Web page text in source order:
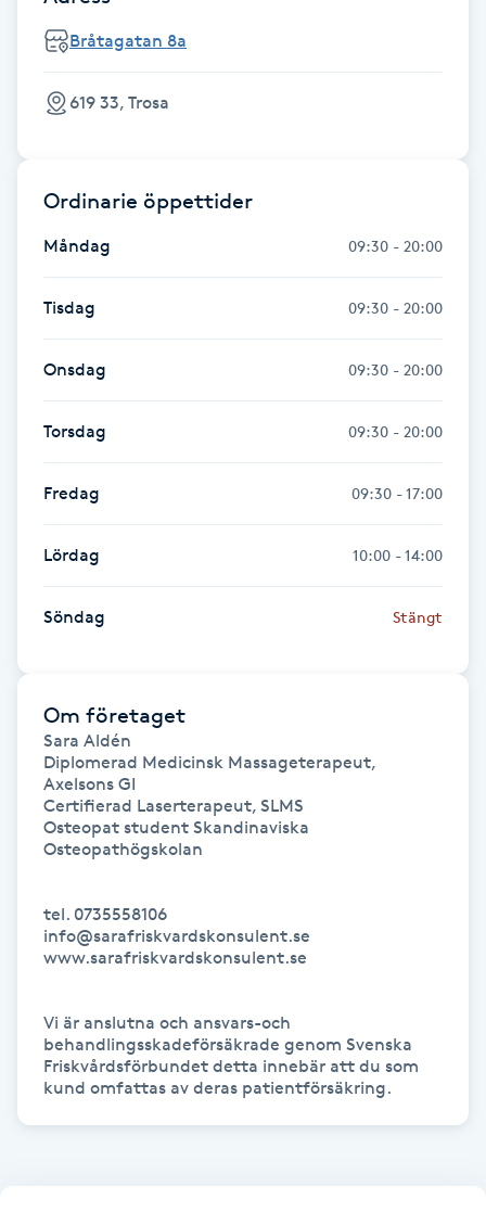
Fransförlängning Megavolym
Fransförlängning Volym
Fransk manikyr
Fransrengöring
Frekvensterapi
Friskvård
Friskvårdsmassage
Frisör
Funktionsanalys
Färgning
Föning
Gel naglar
Gellack
Gellack med förstärkning
Bråtagatan 8a
619 33, Trosa
Ordinarie öppettider
Måndag 09:30 - 20:00
Tisdag 09:30 - 20:00
Onsdag 09:30 - 20:00
Torsdag 09:30 - 20:00
Fredag 09:30 - 17:00
Lördag 10:00 - 14:00
Söndag Stängt
Om företaget
Sara Aldén
Diplomerad Medicinsk Massageterapeut,
Axelsons GI
Certifierad Laserterapeut, SLMS
Osteopat student Skandinaviska
Osteopathögskolan
tel. 0735558106
info@sarafriskvardskonsulent.se
www.sarafriskvardskonsulent.se
Vi är anslutna och ansvars-och
behandlingsskadeförsäkrade genom Svenska
Friskvårdsförbundet detta innebär att du som
kund omfattas av deras patientförsäkring.